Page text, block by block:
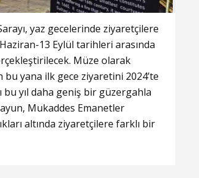
yaz gecelerinde ziyaretçilere
13 Eylül tarihleri arasında
Müze olarak
bu yana ilk gece ziyaretini 2024’te
bu yıl daha geniş bir güzergahla
Mukaddes Emanetler
altında ziyaretçilere farklı bir